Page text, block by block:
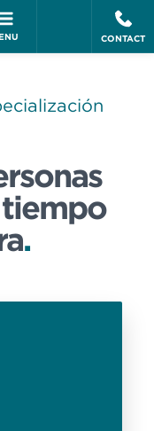
CONTACT
.